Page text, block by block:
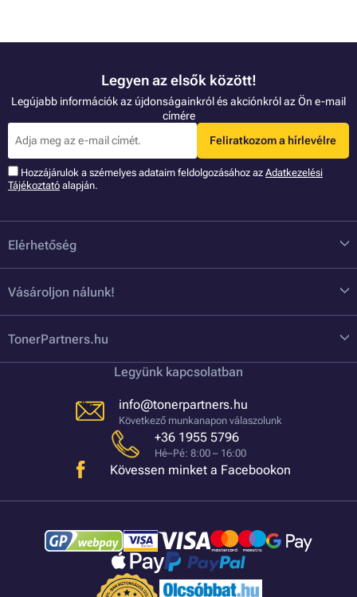
Legyen az elsők között!
Legújabb információk az újdonságainkról és akciónkról az Ön e-mail
címére
Feliratkozom a hírlevélre
Hozzájárulok a szémelyes adataim feldolgozásához az Adatkezelési
Tájékoztató alapján.
Elérhetőség
Vásároljon nálunk!
TonerPartners.hu
Legyünk kapcsolatban
info@tonerpartners.hu
Következő munkanapon válaszolunk
+36 1955 5796
Hé–Pé: 8:00 – 16:00
Kövessen minket a Facebookon